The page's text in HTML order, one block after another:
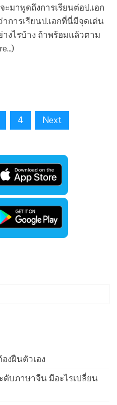
มาพูดถึงการเรียนต่อป.เอก
การเรียนป.เอกที่นี่มีจุดเด่น
างไรบ้าง ถ้าพร้อมแล้วตาม
4 Next
งฝืนตัวเอง
ดับภาษาจีน มีอะไรเปลี่ยน